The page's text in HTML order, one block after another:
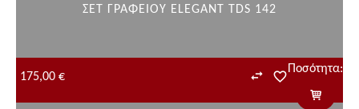
ΣΕΤ ΓΡΑΦΕΙΟΥ ELEGANT TDS 142
Ποσότητα:
175,00 €